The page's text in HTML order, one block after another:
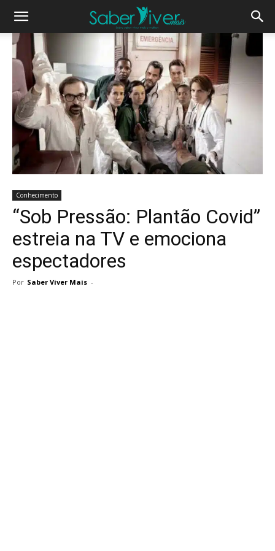
Conhecimento
“Sob Pressão: Plantão Covid”
estreia na TV e emociona
espectadores
Por Saber Viver Mais -